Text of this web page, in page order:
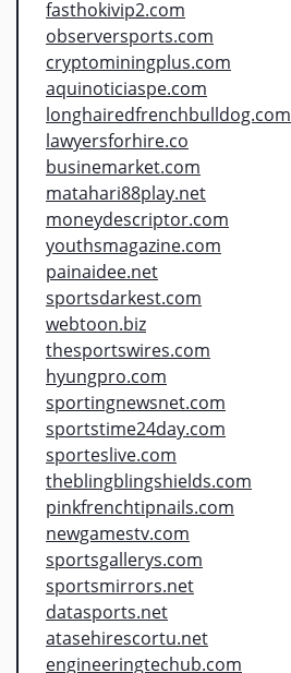
fasthokivip2.com
observersports.com
cryptominingplus.com
aquinoticiaspe.com
longhairedfrenchbulldog.com
lawyersforhire.co
businemarket.com
matahari88play.net
moneydescriptor.com
youthsmagazine.com
painaidee.net
sportsdarkest.com
webtoon.biz
thesportswires.com
hyungpro.com
sportingnewsnet.com
sportstime24day.com
sporteslive.com
theblingblingshields.com
pinkfrenchtipnails.com
newgamestv.com
sportsgallerys.com
sportsmirrors.net
datasports.net
atasehirescortu.net
engineeringtechub.com